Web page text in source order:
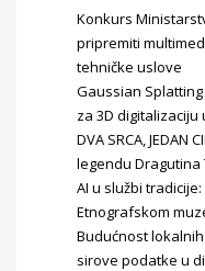
Konkurs
pripremiti
tehničke uslove
Gaussian
za 3D digitalizaciju
DVA SRCA, JEDAN
legendu Dragutina
AI u službi
Etnografskom
Budućnost
sirove podatke u